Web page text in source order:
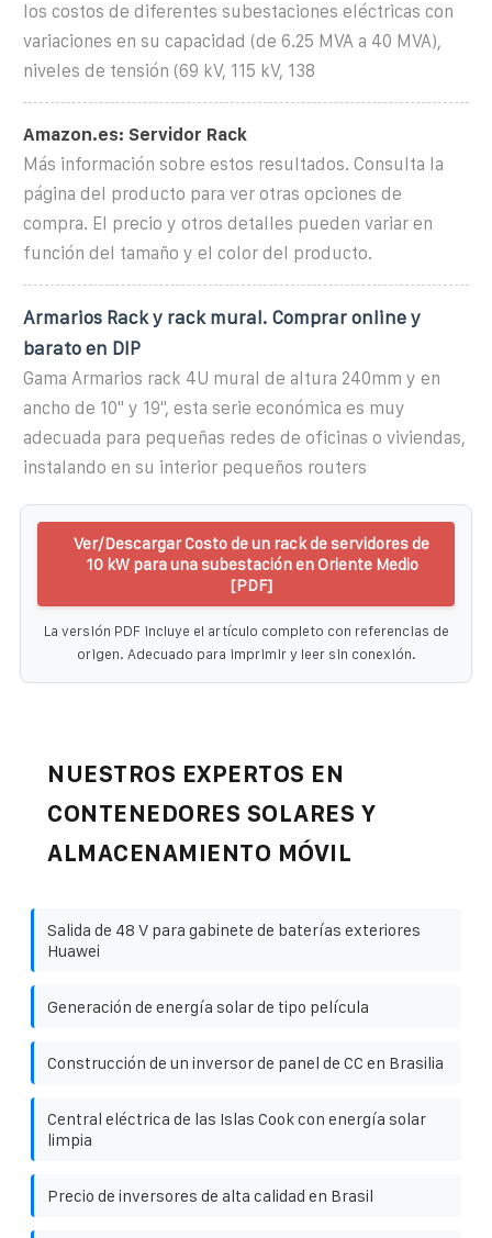
los costos de diferentes subestaciones eléctricas con
variaciones en su capacidad (de 6.25 MVA a 40 MVA),
niveles de tensión (69 kV, 115 kV, 138
Amazon.es: Servidor Rack
Más información sobre estos resultados. Consulta la
página del producto para ver otras opciones de
compra. El precio y otros detalles pueden variar en
función del tamaño y el color del producto.
Armarios Rack y rack mural. Comprar online y
barato en DIP
Gama Armarios rack 4U mural de altura 240mm y en
ancho de 10" y 19", esta serie económica es muy
adecuada para pequeñas redes de oficinas o viviendas,
instalando en su interior pequeños routers
Ver/Descargar Costo de un rack de servidores de
10 kW para una subestación en Oriente Medio
[PDF]
La versión PDF incluye el artículo completo con referencias de
origen. Adecuado para imprimir y leer sin conexión.
NUESTROS EXPERTOS EN
CONTENEDORES SOLARES Y
ALMACENAMIENTO MÓVIL
Salida de 48 V para gabinete de baterías exteriores
Huawei
Generación de energía solar de tipo película
Construcción de un inversor de panel de CC en Brasilia
Central eléctrica de las Islas Cook con energía solar
limpia
Precio de inversores de alta calidad en Brasil